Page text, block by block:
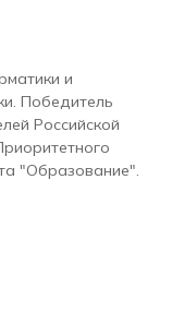
и
Победитель
Российской
"Образование".